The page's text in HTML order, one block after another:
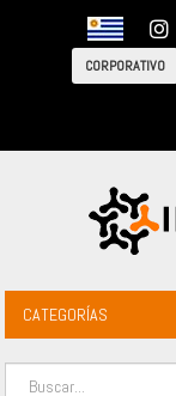
CORPORATIVO
CATEGORÍAS